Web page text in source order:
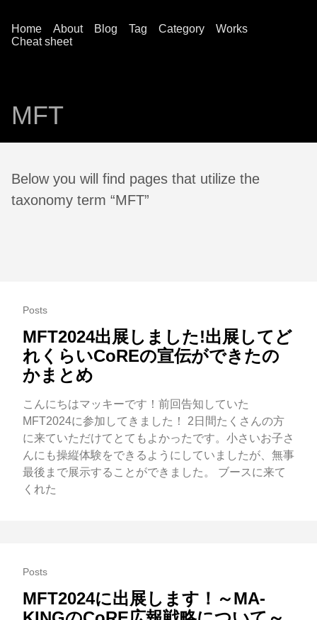
Home About Blog Tag Category
Works
Cheat sheet
MFT
Below you will find pages that utilize the
taxonomy term “MFT”
Posts
MFT2024出展しました!出展してど
れくらいCoREの宣伝ができたの
かまとめ
こんにちはマッキーです！前回告知していた
MFT2024に参加してきました！ 2日間たくさんの方
に来ていただけてとてもよかったです。小さいお子さ
んにも操縦体験をできるようにしていましたが、無事
最後まで展示することができました。 ブースに来て
くれた
Posts
MFT2024に出展します！～MA-